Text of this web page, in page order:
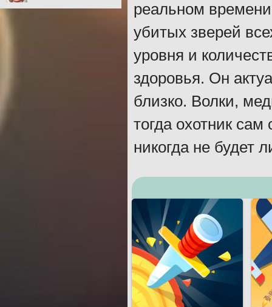
реальном времени
убитых зверей
уровня и
здоровья. Он
близко. Волки,
тогда охотник сам
никогда не будет